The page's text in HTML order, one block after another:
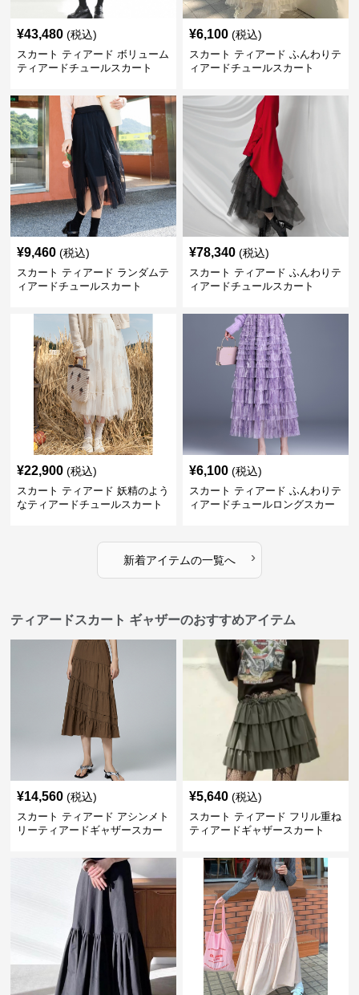
¥43,480 (税込)
スカート ティアード ボリューム
ティアードチュールスカート
¥6,100 (税込)
スカート ティアード ふんわりテ
ィアードチュールスカート
¥9,460 (税込)
スカート ティアード ランダムテ
ィアードチュールスカート
¥78,340 (税込)
スカート ティアード ふんわりテ
ィアードチュールスカート
¥22,900 (税込)
スカート ティアード 妖精のよう
なティアードチュールスカート
¥6,100 (税込)
スカート ティアード ふんわりテ
ィアードチュールロングスカー
新着アイテムの一覧へ ›
ティアードスカート ギャザーのおすすめアイテム
¥14,560 (税込)
スカート ティアード アシンメト
リーティアードギャザースカー
¥5,640 (税込)
スカート ティアード フリル重ね
ティアードギャザースカート